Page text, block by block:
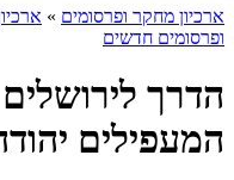
ארכיון מחקר ופרסומים »
ופרסומים חדשים
הדרך
המעפילים